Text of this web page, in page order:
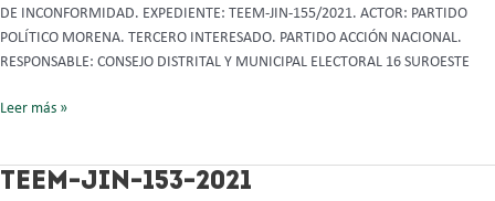
DE INCONFORMIDAD. EXPEDIENTE: TEEM-JIN-155/2021. ACTOR: PARTIDO
POLÍTICO MORENA. TERCERO INTERESADO. PARTIDO ACCIÓN NACIONAL.
RESPONSABLE: CONSEJO DISTRITAL Y MUNICIPAL ELECTORAL 16 SUROESTE
Leer más »
TEEM-JIN-153-2021
TEEM-